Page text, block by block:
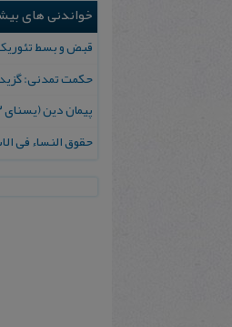
خواندنی های
قبض و بسط تئوریک شریعت:
حکمت تمدنی: گزیده
پیمان دين (یسنای ۱۲ - ۱۵ / های فَرَوَرتی)
ح‍ق‍وق‌ ال‍ن‍س‍اء فی‌